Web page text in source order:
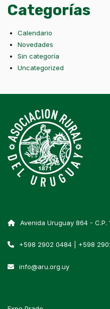
Categorías
Calendario
Novedades
Sin categoría
Uncategorized
Avenida Uruguay 864 -
+598 2902 0484 | +598
info@aru.org.uy